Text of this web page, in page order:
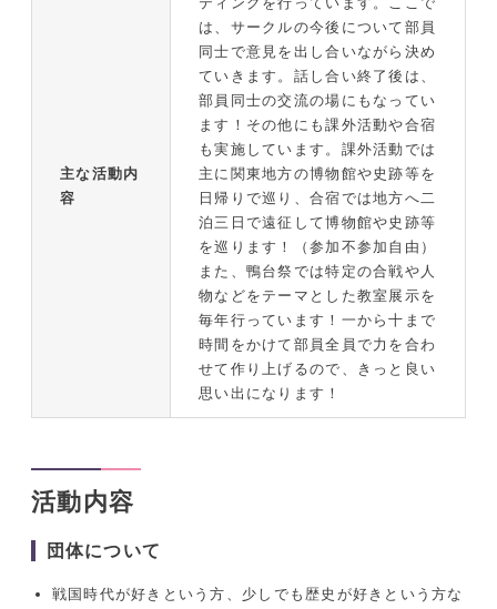
主な活動内
容
は、サークルの今後について部員
同士で意見を出し合いながら決め
ていきます。話し合い終了後は、
部員同士の交流の場にもなってい
ます！その他にも課外活動や合宿
も実施しています。課外活動では
主に関東地方の博物館や史跡等を
日帰りで巡り、合宿では地方へ二
泊三日で遠征して博物館や史跡等
を巡ります！（参加不参加自由）
また、鴨台祭では特定の合戦や人
物などをテーマとした教室展示を
毎年行っています！一から十まで
時間をかけて部員全員で力を合わ
せて作り上げるので、きっと良い
思い出になります！
活動内容
団体について
戦国時代が好きという方、少しでも歴史が好きという方な